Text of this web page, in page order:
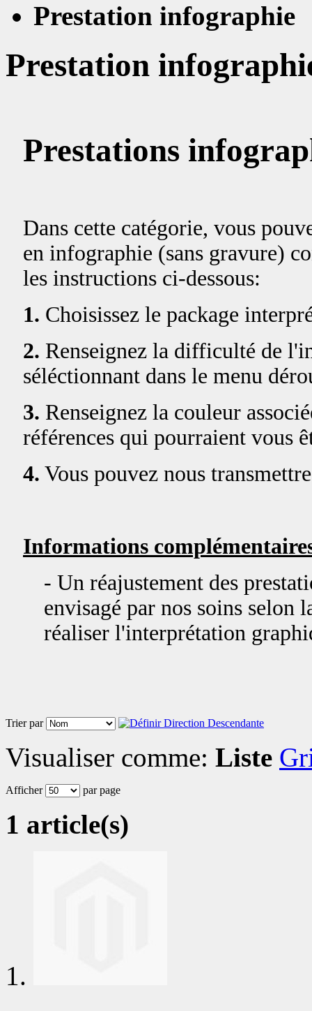
Prestation infographie
Prestation
Prestations
Dans cette catégorie, vous
en infographie (sans gravure)
les instructions ci-dessous:
1. Choisissez le package
2. Renseignez la difficulté de
séléctionnant dans le menu
3. Renseignez la couleur
références qui pourraient vous
4. Vous pouvez nous
Informations
- Un réajustement des
envisagé par nos soins
réaliser l'interprétation
Trier par
Visualiser comme: Liste
Afficher par page
1 article(s)